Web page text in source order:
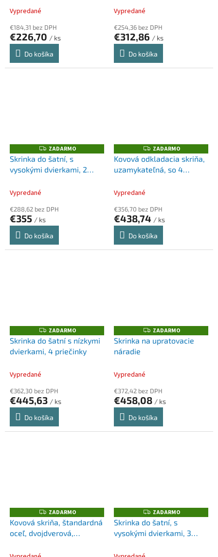
Vypredané
€184,31 bez DPH
€226,70 / ks
Do košíka
Vypredané
€254,36 bez DPH
€312,86 / ks
Do košíka
Z
A
D
A
ZADARMO
Skrinka do šatní, s
vysokými dvierkami, 2
Vypredané
€288,62 bez DPH
€355 / ks
Do košíka
Z
A
D
A
ZADARMO
Kovová odkladacia skriňa,
uzamykateľná, so 4
Vypredané
€356,70 bez DPH
€438,74 / ks
Do košíka
Z
A
D
A
R
ZADARMO
Skrinka do šatní s nízkymi
dvierkami, 4 priečinky
Vypredané
€362,30 bez DPH
€445,63 / ks
Do košíka
Z
A
D
ZADARMO
Skrinka na upratovacie
náradie
Vypredané
€372,42 bez DPH
€458,08 / ks
Do košíka
Z
A
D
A
ZADARMO
Kovová skriňa, štandardná
oceľ, dvojdverová,
svetlosivá
Z
A
D
A
ZADARMO
Skrinka do šatní, s
vysokými dvierkami, 3